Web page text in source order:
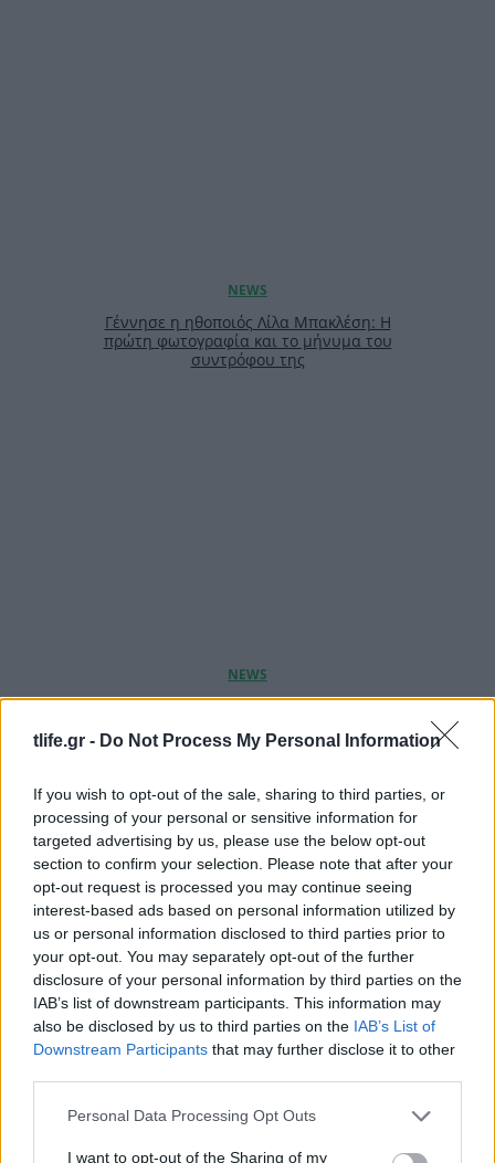
tlife.gr - Do Not Process My Personal Information
If you wish to opt-out of the sale, sharing to third parties, or
processing of your personal or sensitive information for
targeted advertising by us, please use the below opt-out
section to confirm your selection. Please note that after your
opt-out request is processed you may continue seeing
interest-based ads based on personal information utilized by
us or personal information disclosed to third parties prior to
your opt-out. You may separately opt-out of the further
disclosure of your personal information by third parties on the
IAB’s list of downstream participants. This information may
also be disclosed by us to third parties on the IAB’s List of
Downstream Participants that may further disclose it to other
Please note that this website/app uses one or more Google
not limited to your visit or usage behaviour. You may click to
Personal Data Processing Opt Outs
I want to opt-out of the Sharing of my
Γέννησε η ηθοποιός Λίλα Μπακλέση: Η
πρώτη φωτογραφία και το μήνυμα του
συντρόφου της
Γενέθλια για τον Φίλιππο Μιχόπουλο: Οι
Κωνσταντίνα Ευρυπίδου και το δημόσιο «Σ’
ΔΕΊΤΕ ΠΕΡΙΣΣΌΤΕΡΕΣ ΣΥΝΤΑΓΈΣ
READ MORE